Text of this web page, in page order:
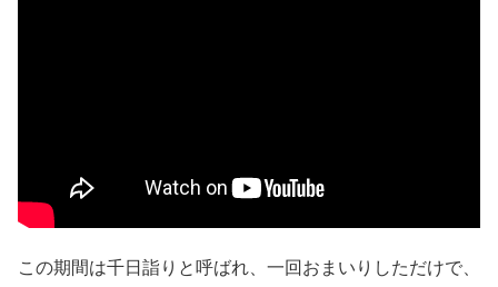
この期間は千日詣りと呼ばれ、一回おまいりしただけで、